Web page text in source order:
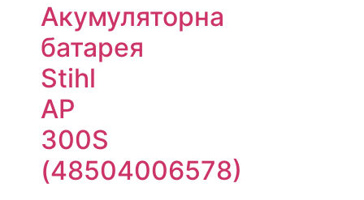
Акумуляторна
батарея
Stihl
AP
300S
(48504006578)